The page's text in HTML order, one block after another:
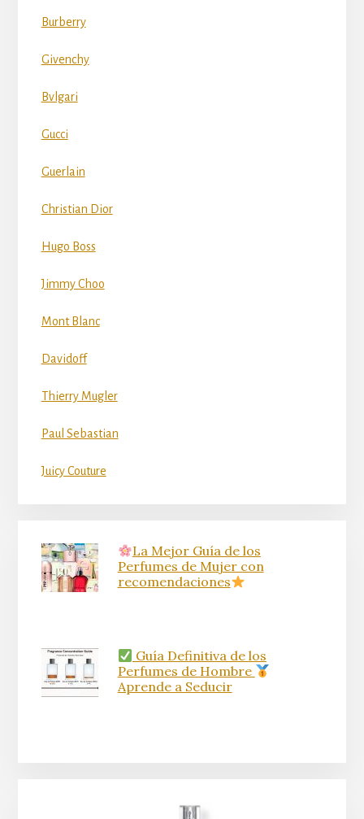
Burberry
Givenchy
Bvlgari
Gucci
Guerlain
Christian Dior
Hugo Boss
Jimmy Choo
Mont Blanc
Davidoff
Thierry Mugler
Paul Sebastian
Juicy Couture
La Mejor Guía de los
Perfumes de Mujer con
recomendaciones
Guía Definitiva de los
Perfumes de Hombre
Aprende a Seducir